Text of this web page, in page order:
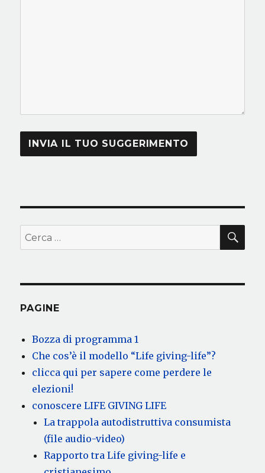
Cerca:
PAGINE
Bozza di programma 1
Che cos’è il modello “Life giving-life”?
clicca qui per sapere come perdere le
elezioni!
conoscere LIFE GIVING LIFE
La trappola autodistruttiva consumista
(file audio-video)
Rapporto tra Life giving-life e